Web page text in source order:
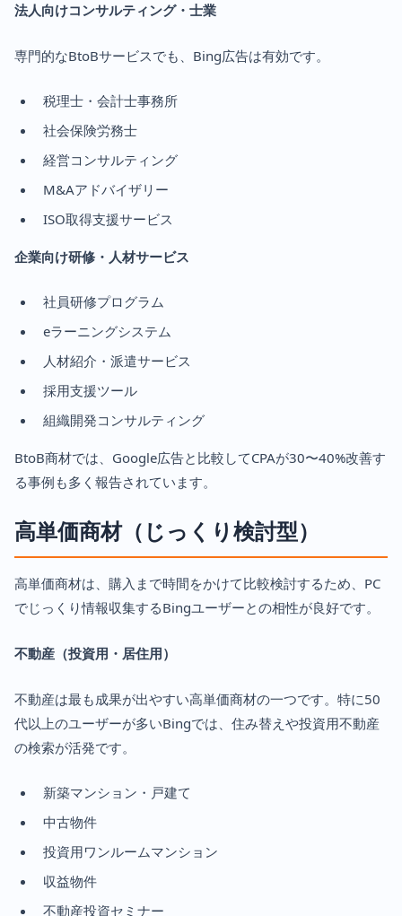
法人向けコンサルティング・士業
専門的なBtoBサービスでも、Bing広告は有効です。
税理士・会計士事務所
社会保険労務士
経営コンサルティング
M&Aアドバイザリー
ISO取得支援サービス
企業向け研修・人材サービス
社員研修プログラム
eラーニングシステム
人材紹介・派遣サービス
採用支援ツール
組織開発コンサルティング
BtoB商材では、Google広告と比較してCPAが30〜40%改善す
る事例も多く報告されています。
高単価商材（じっくり検討型）
高単価商材は、購入まで時間をかけて比較検討するため、PC
でじっくり情報収集するBingユーザーとの相性が良好です。
不動産（投資用・居住用）
不動産は最も成果が出やすい高単価商材の一つです。特に50
代以上のユーザーが多いBingでは、住み替えや投資用不動産
の検索が活発です。
新築マンション・戸建て
中古物件
投資用ワンルームマンション
収益物件
不動産投資セミナー